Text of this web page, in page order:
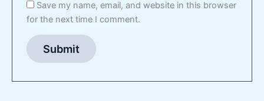
Save my name, email, and website in this browser
for the next time I comment.